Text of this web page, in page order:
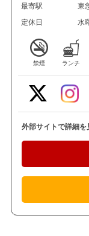
最寄駅
東
定休日
水
禁煙 ランチ
外部サイトで詳細を